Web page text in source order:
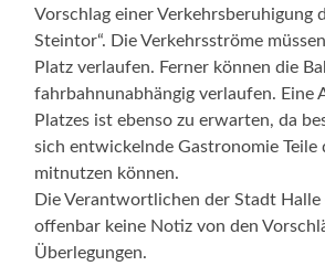
Vorschlag einer Verkehrsberuhigung
Steintor“. Die Verkehrsströme
Platz verlaufen. Ferner können die
fahrbahnunabhängig verlaufen. Eine
Platzes ist ebenso zu erwarten, da
sich entwickelnde Gastronomie Teile
mitnutzen können.
Die Verantwortlichen der Stadt Halle
offenbar keine Notiz von den
Überlegungen.